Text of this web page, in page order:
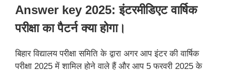
Answer key 2025: इंटरमीडिएट वार्षिक
परीक्षा का पैटर्न क्या होगा।
बिहार विद्यालय परीक्षा समिति के द्वारा अगर आप इंटर की वार्षिक
परीक्षा 2025 में शामिल होने वाले हैं और आप 5 फरवरी 2025 के